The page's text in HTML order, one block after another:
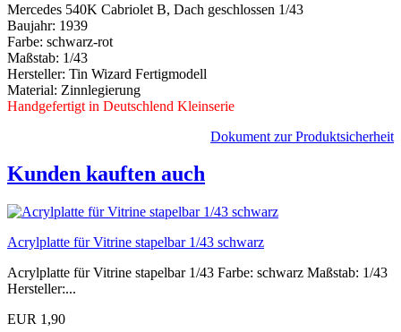
Mercedes 540K Cabriolet B, Dach geschlossen 1/43
Baujahr: 1939
Farbe: schwarz-rot
Maßstab: 1/43
Hersteller: Tin Wizard Fertigmodell
Material: Zinnlegierung
Handgefertigt in Deutschlend Kleinserie
Dokument zur Produktsicherheit
Kunden kauften auch
Acrylplatte für Vitrine stapelbar 1/43 schwarz
Acrylplatte für Vitrine stapelbar 1/43 Farbe: schwarz Maßstab: 1/43
Hersteller:...
EUR 1,90